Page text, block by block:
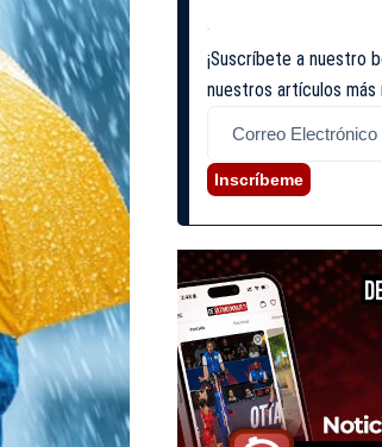
¡Suscríbete a nuestro
nuestros artículos
Inscríbeme